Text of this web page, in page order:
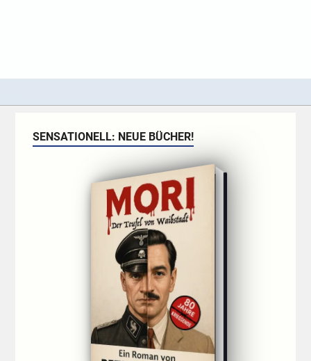
SENSATIONELL: NEUE BÜCHER!